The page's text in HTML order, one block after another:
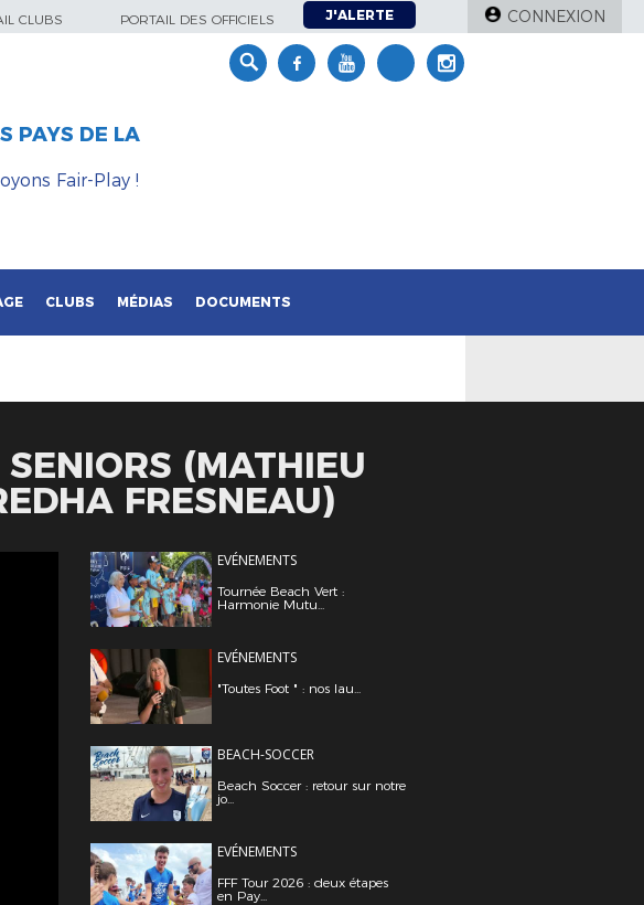
CLUBS PORTAIL DES OFFICIELS J'ALERTE CONNEXION
PAYS DE LA
Fair-Play !
CLUBS MÉDIAS DOCUMENTS
(MATHIEU
FRESNEAU)
EVÉNEMENTS
Tournée Beach Vert :
Harmonie Mutu...
EVÉNEMENTS
"Toutes Foot " : nos lau...
BEACH-SOCCER
Beach Soccer : retour sur notre
jo...
EVÉNEMENTS
FFF Tour 2026 : deux étapes
en Pay...